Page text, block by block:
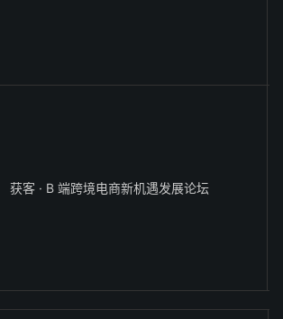
获客 · B 端跨境电商新机遇发展论坛